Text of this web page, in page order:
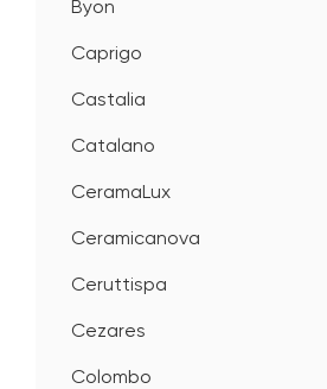
Byon
Caprigo
Castalia
Catalano
CeramaLux
Ceramicanova
Ceruttispa
Cezares
Colombo